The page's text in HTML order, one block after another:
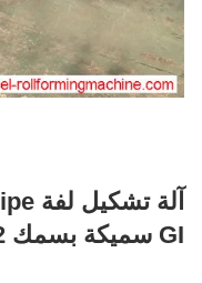
GI سميكة بسمك 1.2 مم